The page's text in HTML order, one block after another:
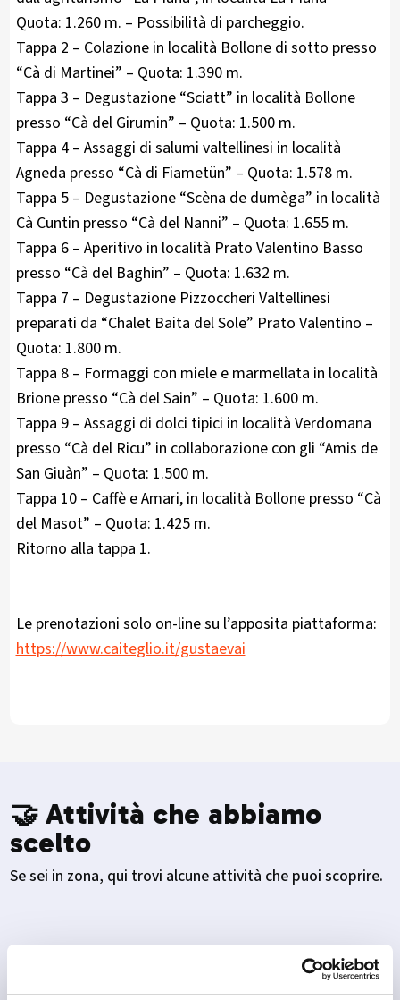
Quota: 1.260 m. – Possibilità di parcheggio.
Tappa 2 – Colazione in località Bollone di sotto presso
“Cà di Martinei” – Quota: 1.390 m.
Tappa 3 – Degustazione “Sciatt” in località Bollone
presso “Cà del Girumin” – Quota: 1.500 m.
Tappa 4 – Assaggi di salumi valtellinesi in località
Agneda presso “Cà di Fiametün” – Quota: 1.578 m.
Tappa 5 – Degustazione “Scèna de dumèga” in località
Cà Cuntin presso “Cà del Nanni” – Quota: 1.655 m.
Tappa 6 – Aperitivo in località Prato Valentino Basso
presso “Cà del Baghin” – Quota: 1.632 m.
Tappa 7 – Degustazione Pizzoccheri Valtellinesi
preparati da “Chalet Baita del Sole” Prato Valentino –
Quota: 1.800 m.
Tappa 8 – Formaggi con miele e marmellata in località
Brione presso “Cà del Sain” – Quota: 1.600 m.
Tappa 9 – Assaggi di dolci tipici in località Verdomana
presso “Cà del Ricu” in collaborazione con gli “Amis de
San Giuàn” – Quota: 1.500 m.
Tappa 10 – Caffè e Amari, in località Bollone presso “Cà
del Masot” – Quota: 1.425 m.
Ritorno alla tappa 1.
Le prenotazioni solo on-line su l’apposita piattaforma:
https://www.caiteglio.it/gustaevai
🤝 Attività che abbiamo
scelto
Se sei in zona, qui trovi alcune attività che puoi scoprire.